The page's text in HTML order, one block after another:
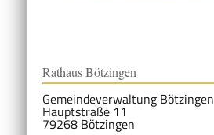
Rathaus Bötzingen
Gemeindeverwaltung Bötzingen
Hauptstraße 11
79268 Bötzingen